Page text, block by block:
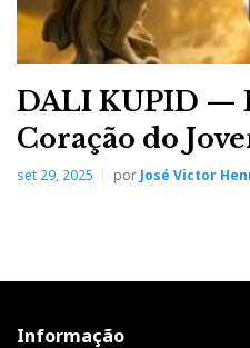
DALI KUPID —
Coração do
set 29, 2025 porJosé Victor
Informação